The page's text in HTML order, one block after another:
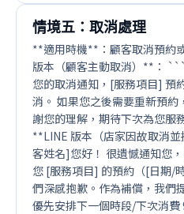
情境五：取消處理
**適用時機**：顧客取消預約
版本（顧客主動取消）**：
您的取消通知，[服務項目] 預
消。 如果您之後需要重新預
謝您的理解，期待下次為您
**LINE 版本（店家因故取消
客姓名]您好！ 很遺憾通知您
您 [服務項目] 的預約（[日期/
們深感抱歉。作為補償，我們
優先安排下一個時段/下次消